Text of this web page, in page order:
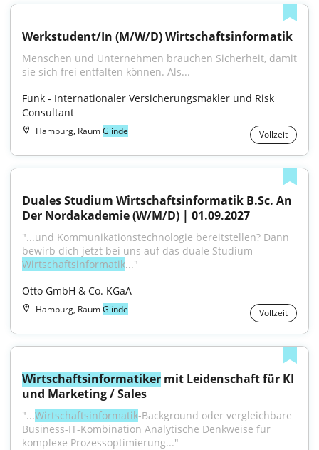
Werkstudent/In (M/W/D) Wirtschaftsinformatik
Menschen und Unternehmen brauchen Sicherheit, damit
sie sich frei entfalten können. Als...
Funk - Internationaler Versicherungsmakler und Risk
Consultant
Hamburg, RaumGlinde Vollzeit
Duales Studium Wirtschaftsinformatik B.Sc. An
Der Nordakademie (W/M/D) | 01.09.2027
"...und Kommunikationstechnologie bereitstellen? Dann
Wirtschaftsinformatik..."
Otto GmbH & Co. KGaA
Hamburg, RaumGlinde Vollzeit
Wirtschaftsinformatiker mit Leidenschaft für KI
und Marketing / Sales
"...Wirtschaftsinformatik-Background oder vergleichbare
Business-IT-Kombination Analytische Denkweise für
komplexe Prozessoptimierung..."